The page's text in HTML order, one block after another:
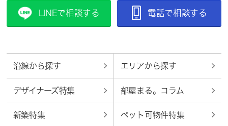
LINEで相談する 電話で相談する
沿線から探す エリアから探す
デザイナーズ特集 部屋まる。コラム
新築特集 ペット可物件特集